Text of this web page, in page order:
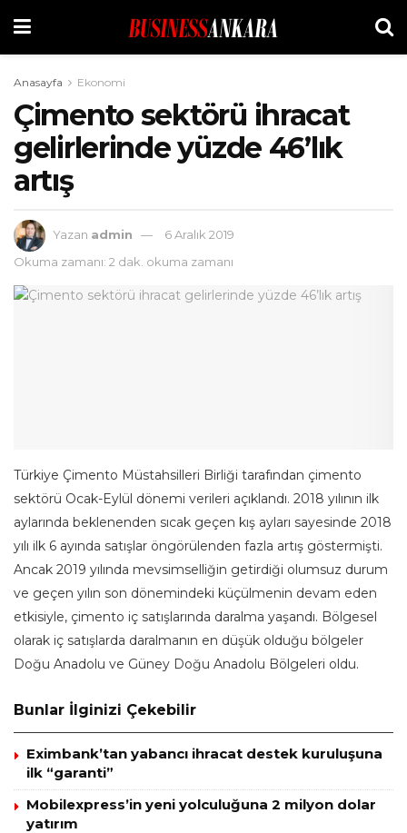
Anasayfa Ekonomi
Çimento sektörü ihracat
gelirlerinde yüzde 46’lık
artış
Yazan admin
6 Aralık 2019
Okuma zamanı: 2 dak. okuma zamanı
Türkiye Çimento Müstahsilleri Birliği tarafından çimento
sektörü Ocak-Eylül dönemi verileri açıklandı. 2018 yılının ilk
aylarında beklenenden sıcak geçen kış ayları sayesinde 2018
yılı ilk 6 ayında satışlar öngörülenden fazla artış göstermişti.
Ancak 2019 yılında mevsimselliğin getirdiği olumsuz durum
ve geçen yılın son dönemindeki küçülmenin devam eden
etkisiyle, çimento iç satışlarında daralma yaşandı. Bölgesel
olarak iç satışlarda daralmanın en düşük olduğu bölgeler
Doğu Anadolu ve Güney Doğu Anadolu Bölgeleri oldu.
Bunlar İlginizi Çekebilir
Eximbank’tan yabancı ihracat destek kuruluşuna
ilk “garanti”
Mobilexpress’in yeni yolculuğuna 2 milyon dolar
yatırım